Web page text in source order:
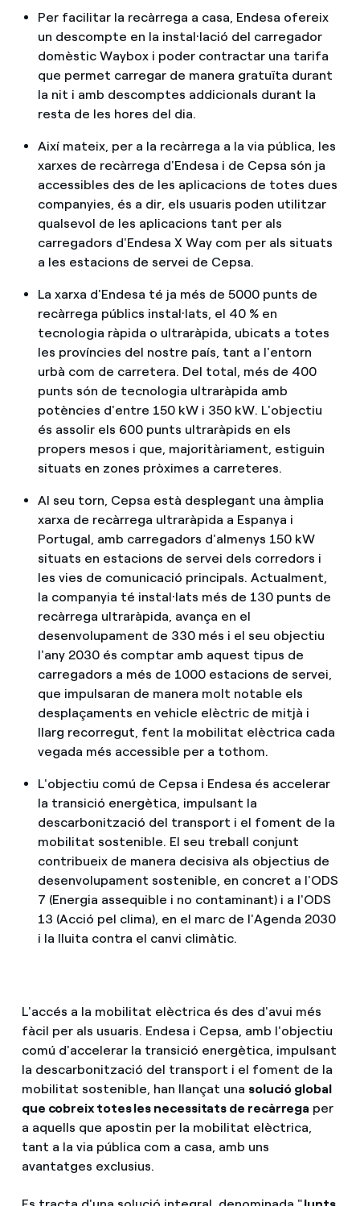
Per facilitar la recàrrega a casa, Endesa ofereix
un descompte en la instal·lació del carregador
domèstic Waybox i poder contractar una tarifa
que permet carregar de manera gratuïta durant
la nit i amb descomptes addicionals durant la
resta de les hores del dia.
Així mateix, per a la recàrrega a la via pública, les
xarxes de recàrrega d'Endesa i de Cepsa són ja
accessibles des de les aplicacions de totes dues
companyies, és a dir, els usuaris poden utilitzar
qualsevol de les aplicacions tant per als
carregadors d'Endesa X Way com per als situats
a les estacions de servei de Cepsa.
La xarxa d'Endesa té ja més de 5000 punts de
recàrrega públics instal·lats, el 40 % en
tecnologia ràpida o ultraràpida, ubicats a totes
les províncies del nostre país, tant a l'entorn
urbà com de carretera. Del total, més de 400
punts són de tecnologia ultraràpida amb
potències d'entre 150 kW i 350 kW. L'objectiu
és assolir els 600 punts ultraràpids en els
propers mesos i que, majoritàriament, estiguin
situats en zones pròximes a carreteres.
Al seu torn, Cepsa està desplegant una àmplia
xarxa de recàrrega ultraràpida a Espanya i
Portugal, amb carregadors d'almenys 150 kW
situats en estacions de servei dels corredors i
les vies de comunicació principals. Actualment,
la companyia té instal·lats més de 130 punts de
recàrrega ultraràpida, avança en el
desenvolupament de 330 més i el seu objectiu
l'any 2030 és comptar amb aquest tipus de
carregadors a més de 1000 estacions de servei,
que impulsaran de manera molt notable els
desplaçaments en vehicle elèctric de mitjà i
llarg recorregut, fent la mobilitat elèctrica cada
vegada més accessible per a tothom.
L'objectiu comú de Cepsa i Endesa és accelerar
la transició energètica, impulsant la
descarbonització del transport i el foment de la
mobilitat sostenible. El seu treball conjunt
contribueix de manera decisiva als objectius de
desenvolupament sostenible, en concret a l'ODS
7 (Energia assequible i no contaminant) i a l'ODS
13 (Acció pel clima), en el marc de l'Agenda 2030
i la lluita contra el canvi climàtic.
L'accés a la mobilitat elèctrica és des d'avui més
fàcil per als usuaris. Endesa i Cepsa, amb l'objectiu
comú d'accelerar la transició energètica, impulsant
la descarbonització del transport i el foment de la
mobilitat sostenible, han llançat una solució global
que cobreix totes les necessitats de recàrrega per
a aquells que apostin per la mobilitat elèctrica,
tant a la via pública com a casa, amb uns
avantatges exclusius.